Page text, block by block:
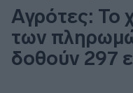
Αγρότες: Το
των
δοθούν 297